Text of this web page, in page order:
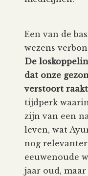
Een van de
wezens
De
dat onze
verstoort
tijdperk
zijn van een
leven, wat
nog
eeuwenoude
jaar oud, maar